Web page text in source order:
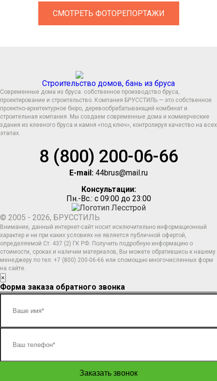
СМОТРЕТЬ ФОТОРЕПОРТАЖИ
Строительство домов, бань из бруса
Современные дома из бруса: собственное производство бруса,
проектирование и строительство. Компания БРУССТИЛЬ — это собственное
проектно-архитектурное бюро, деревообрабатывающий комбинат и
строительная компания. Мы создаем современные дома и коммерческие
здания из клееного бруса и камня «под ключ», контролируя качество на всех
этапах.
8 (800) 200-06-66
E-mail: 44brus@mail.ru
Консультации:
Пн.-Вс.: с 09:00 до 23:00
© 2005 - 2026, БРУССТИЛЬ
Внимание, данный интернет-сайт носит исключительно информационный
характер и ни при каких условиях не является публичной офертой,
определяемой Ст. 437 (2) ГК РФ. Получить подробную информацию о
стоимости, сроках и наличии материалов, Вы можете обратившись к нашему
менеджеру по тел: +7 (800) 200-06-66 или спомощью многочисленных форм
на сайте.
×
Форма заказа обратного звонка